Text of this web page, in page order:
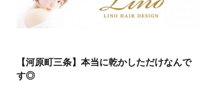
【河原町三条】本当に乾かしただけなんで
す◎